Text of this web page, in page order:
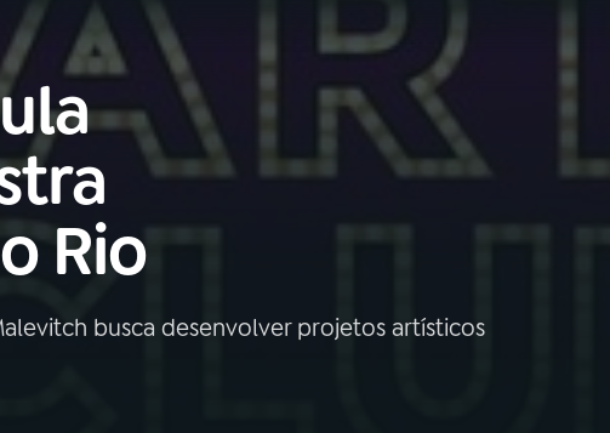
Buscar
VIVO
Rio
busca desenvolver projetos artísticos